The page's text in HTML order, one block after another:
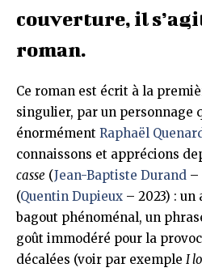
couverture, il
roman.
Ce roman est écrit à la
singulier, par un personnage
énormément Raphaël
connaissons et apprécions
casse (Jean-Baptiste Durand –
(Quentin Dupieux – 2023) : un
bagout phénoménal, un
goût immodéré pour la
décalées (voir par exemple I